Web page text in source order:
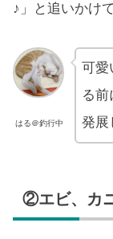
♪」と追いかけ
はる＠釣行中
可愛
る
発展
②エビ、カ